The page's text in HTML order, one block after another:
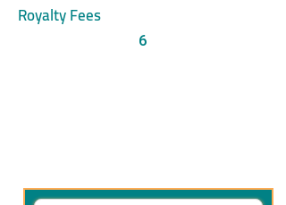
Royalty Fees
6